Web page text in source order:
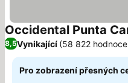
Occidental Punta
8,5Vynikající (58 822
Pro zobrazení přesných